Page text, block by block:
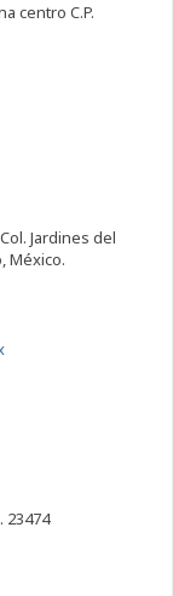
centro C.P.
Jardines del
México.
23474